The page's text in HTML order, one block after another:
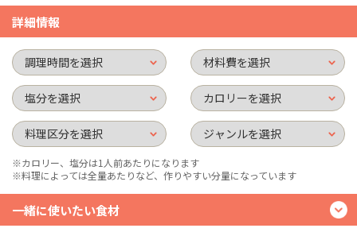
詳細情報
※カロリー、塩分は1人前あたりになります
※料理によっては全量あたりなど、作りやすい分量になっています
一緒に使いたい食材